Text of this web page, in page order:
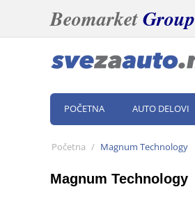
BeomarketGroup
POČETNA AUTO DELOVI
Početna / Magnum Technology
Magnum Technology